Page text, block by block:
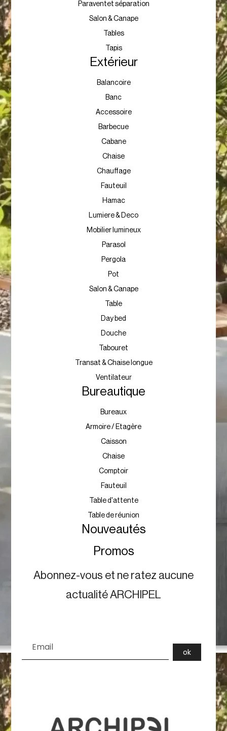
Paraventet séparation
Salon & Canape
Tables
Tapis
Extérieur
Balancoire
Banc
Accessoire
Barbecue
Cabane
Chaise
Chauffage
Fauteuil
Hamac
Lumiere & Deco
Mobilier lumineux
Parasol
Pergola
Pot
Salon & Canape
Table
Day bed
Douche
Tabouret
Transat & Chaise longue
Ventilateur
Bureautique
Bureaux
Armoire / Etagère
Caisson
Chaise
Comptoir
Fauteuil
Table d'attente
Table de réunion
Nouveautés
Promos
Abonnez-vous et ne ratez aucune
actualité ARCHIPEL